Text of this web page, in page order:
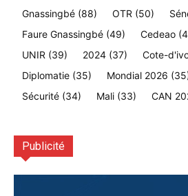
Gnassingbé (88) OTR (50)
Faure Gnassingbé (49) Cedeao
UNIR (39) 2024 (37) Cote-
Diplomatie (35) Mondial 2026
Sécurité (34) Mali (33) CAN
Publicité